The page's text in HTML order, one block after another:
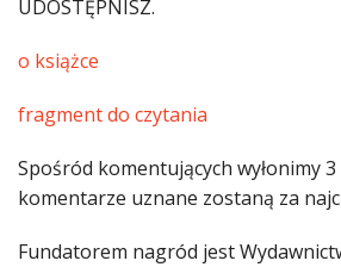
UDOSTĘPNISZ.
o książce
fragment do czytania
Spośród komentujących wyłonimy
komentarze uznane zostaną za
Fundatorem nagród jest